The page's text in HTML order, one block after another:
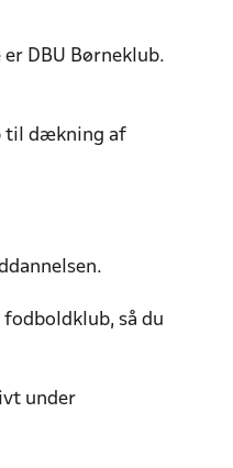
DBU Børneklub.
til dækning af
så du
under